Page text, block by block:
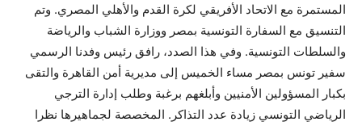
المستمرة مع الاتحاد الأفريقي لكرة القدم والأهلي المصري. وتم
التنسيق مع السفارة التونسية بمصر ووزارة الشباب والرياضة
والسلطات التونسية. وفي هذا الصدد، رافق رئيس وفدنا الرسمي
سفير تونس بمصر مساء الخميس إلى مديرية أمن القاهرة والتقى
بكبار المسؤولين الأمنيين وأبلغهم برغبة وطلب إدارة الترجي
الرياضي التونسي زيادة عدد التذاكر. المخصصة لجماهيرها نظرا